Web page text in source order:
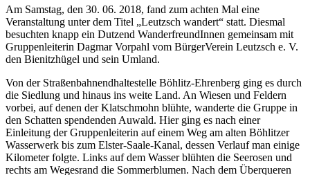
Am Samstag, den 30. 06. 2018, fand zum achten Mal eine
Veranstaltung unter dem Titel „Leutzsch wandert“ statt. Diesmal
besuchten knapp ein Dutzend WanderfreundInnen gemeinsam mit
Gruppenleiterin Dagmar Vorpahl vom BürgerVerein Leutzsch e. V.
den Bienitzhügel und sein Umland.
Von der Straßenbahnendhaltestelle Böhlitz-Ehrenberg ging es durch
die Siedlung und hinaus ins weite Land. An Wiesen und Feldern
vorbei, auf denen der Klatschmohn blühte, wanderte die Gruppe in
den Schatten spendenden Auwald. Hier ging es nach einer
Einleitung der Gruppenleiterin auf einem Weg am alten Böhlitzer
Wasserwerk bis zum Elster-Saale-Kanal, dessen Verlauf man einige
Kilometer folgte. Links auf dem Wasser blühten die Seerosen und
rechts am Wegesrand die Sommerblumen. Nach dem Überqueren